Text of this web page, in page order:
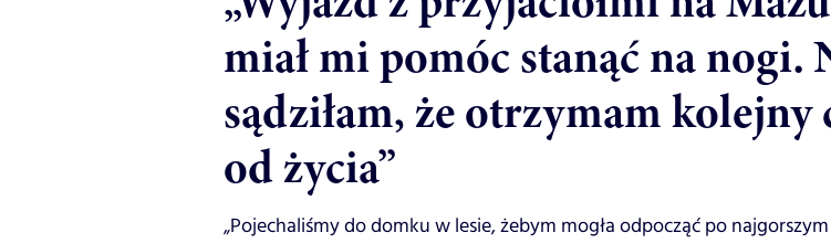
miał mi pomóc stanąć na nogi.
sądziłam, że otrzymam kolejny
od życia”
„Pojechaliśmy do domku w lesie, żebym mogła odpocząć po